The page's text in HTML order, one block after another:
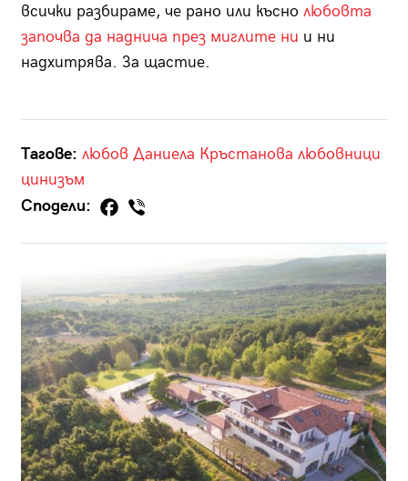
всички разбираме, че рано или късно любовта
започва да наднича през миглите ни и ни
надхитрява. За щастие.
Тагове: любов Даниела Кръстанова любовници
цинизъм
Сподели: